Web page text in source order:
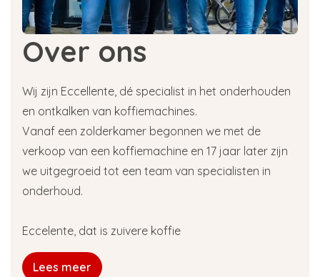
Over ons
Wij zijn Eccellente, dé specialist in het onderhouden
en ontkalken van koffiemachines.
Vanaf een zolderkamer begonnen we met de
verkoop van een koffiemachine en 17 jaar later zijn
we uitgegroeid tot een team van specialisten in
onderhoud.
Eccelente, dat is zuivere koffie
Lees meer